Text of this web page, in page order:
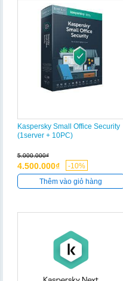
Kaspersky Small Office Security
(1server + 10PC)
5.000.000₫
4.500.000₫ -10%
Thêm vào giỏ hàng